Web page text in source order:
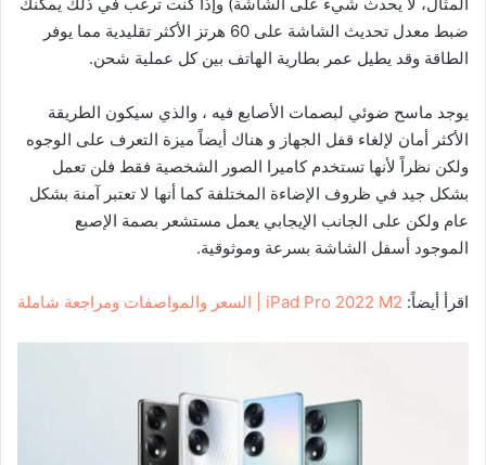
ضبط معدل تحديث الشاشة على 60 هرتز الأكثر تقليدية مما يوفر
الطاقة وقد يطيل عمر بطارية الهاتف بين كل عملية شحن.
يوجد ماسح ضوئي لبصمات الأصابع فيه ، والذي سيكون الطريقة
الأكثر أمان لإلغاء قفل الجهاز و هناك أيضاً ميزة التعرف على الوجوه
ولكن نظراً لأنها تستخدم كاميرا الصور الشخصية فقط فلن تعمل
بشكل جيد في ظروف الإضاءة المختلفة كما أنها لا تعتبر آمنة بشكل
عام ولكن على الجانب الإيجابي يعمل مستشعر بصمة الإصبع
الموجود أسفل الشاشة بسرعة وموثوقية.
اقرأ أيضاً: iPad Pro 2022 M2 | السعر والمواصفات ومراجعة شاملة